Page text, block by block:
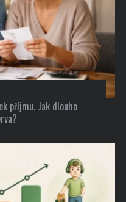
příjmu. Jak dlouho